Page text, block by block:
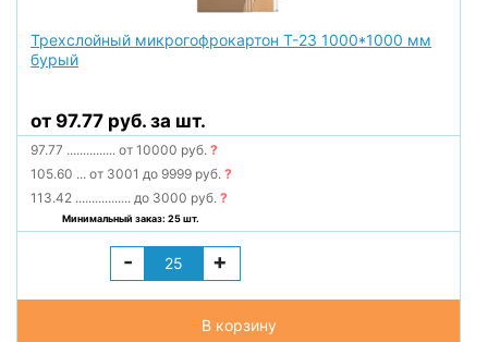
Трехслойный микрогофрокартон Т-23 1000*1000 мм
бурый
от 97.77 руб. за шт.
97.77 ............... от 10000 руб.?
105.60 ... от 3001 до 9999 руб.?
113.42 ................. до 3000 руб.?
Минимальный заказ: 25 шт.
- +
В корзину